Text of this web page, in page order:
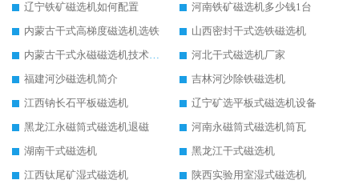
辽宁铁矿磁选机如何配置
河南铁矿磁选机多少钱1台
内蒙古干式高梯度磁选机选铁
山西密封干式选铁磁选机
内蒙古干式永磁磁选机技术要求
河北干式磁选机厂家
福建河沙磁选机简介
吉林河沙除铁磁选机
江西钠长石平板磁选机
辽宁矿选平板式磁选机设备
黑龙江永磁筒式磁选机退磁
河南永磁筒式磁选机筒瓦
湖南干式磁选机
黑龙江干式磁选机
江西钛尾矿湿式磁选机
陕西实验用室湿式磁选机